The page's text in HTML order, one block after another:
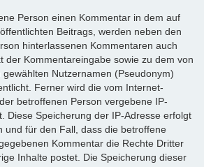
Person einen Kommentar in dem auf
Beitrags, werden neben den
hinterlassenen Kommentaren auch
der Kommentareingabe sowie zu dem von
Nutzernamen (Pseudonym)
Ferner wird die vom Internet-
betroffenen Person vergebene IP-
Diese Speicherung der IP-Adresse erfolgt
und für den Fall, dass die betroffene
Kommentar die Rechte Dritter
Inhalte postet. Die Speicherung dieser